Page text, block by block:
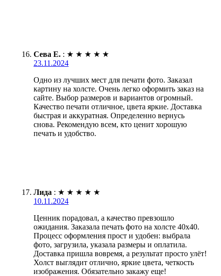
Сева Е. : ★ ★ ★ ★ ★
23.11.2024
Одно из лучших мест для печати фото. Заказал
картину на холсте. Очень легко оформить заказ на
сайте. Выбор размеров и вариантов огромный.
Качество печати отличное, цвета яркие. Доставка
быстрая и аккуратная. Определенно вернусь
снова. Рекомендую всем, кто ценит хорошую
печать и удобство.
Лида : ★ ★ ★ ★ ★
10.11.2024
Ценник порадовал, а качество превзошло
ожидания. Заказала печать фото на холсте 40х40.
Процесс оформления прост и удобен: выбрала
фото, загрузила, указала размеры и оплатила.
Доставка пришла вовремя, а результат просто улёт!
Холст выглядит отлично, яркие цвета, четкость
изображения. Обязательно закажу еще!